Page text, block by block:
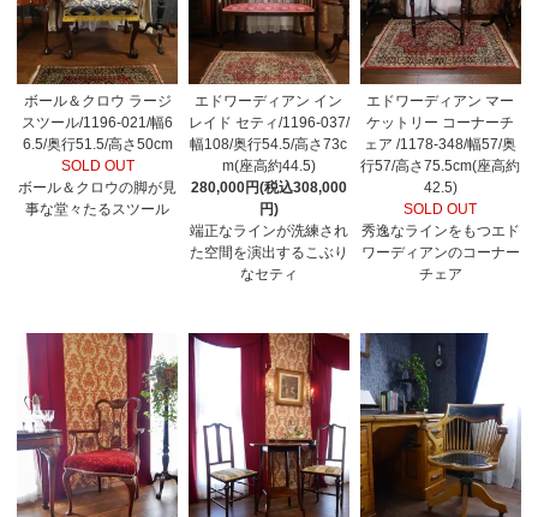
ボール＆クロウ ラージ
スツール/1196-021/幅6
6.5/奥行51.5/高さ50cm
SOLD OUT
ボール＆クロウの脚が見
事な堂々たるスツール
エドワーディアン イン
レイド セティ/1196-037/
幅108/奥行54.5/高さ73c
m(座高約44.5)
280,000円(税込308,000
円)
端正なラインが洗練され
た空間を演出するこぶり
なセティ
エドワーディアン マー
ケットリー コーナーチ
ェア /1178-348/幅57/奥
行57/高さ75.5cm(座高約
42.5)
SOLD OUT
秀逸なラインをもつエド
ワーディアンのコーナー
チェア